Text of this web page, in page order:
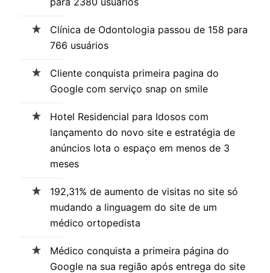
Clínica de Odontologia passou de 158 para
766 usuários
Cliente conquista primeira pagina do
Google com serviço snap on smile
Hotel Residencial para Idosos com
lançamento do novo site e estratégia de
anúncios lota o espaço em menos de 3
meses
192,31% de aumento de visitas no site só
mudando a linguagem do site de um
médico ortopedista
Médico conquista a primeira página do
Google na sua região após entrega do site